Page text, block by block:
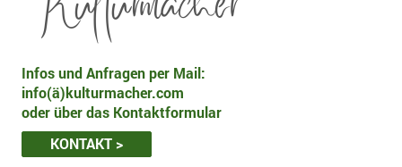
Infos und Anfragen per Mail:
info(ä)kulturmacher.com
oder über das Kontaktformular
KONTAKT >